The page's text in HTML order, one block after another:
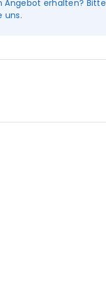
Angebot erhalten? Bitte
uns.